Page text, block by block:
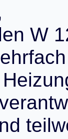
en W 1
ehrfach
Heizun
erantw
nd teilw